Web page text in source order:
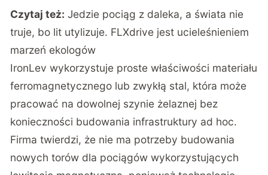
Czytaj też: Jedzie pociąg z daleka, a świata nie
truje, bo lit utylizuje. FLXdrive jest ucieleśnieniem
marzeń ekologów
IronLev wykorzystuje proste właściwości materiału
ferromagnetycznego lub zwykłą stal, która może
pracować na dowolnej szynie żelaznej bez
konieczności budowania infrastruktury ad hoc.
Firma twierdzi, że nie ma potrzeby budowania
nowych torów dla pociągów wykorzystujących